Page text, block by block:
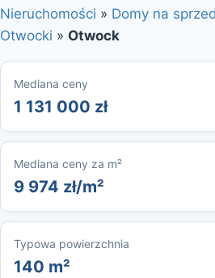
Nieruchomości » Domy na
Otwocki » Otwock
Mediana ceny
1 131 000 zł
Mediana ceny za m²
9 974 zł/m²
Typowa powierzchnia
140 m²